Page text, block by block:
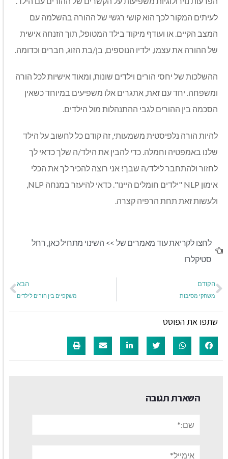
לעיתים המקור לכך הוא קושי רגשי של ההורה בהשלמה עם
המצב הקיים. או ועודף מיקוד בילד המטופל, תוך הזנחה אישית
של ההורה את עצמו, ילדיו הנוספים, בן/בת הזוג, חברים וכדומה.
ההשלכות של יחסי הורים וילדים שונות, ומאוד אישיות לכל הורה
ומשפחה. יחד עם זאת, אתגרים אלו משפיעים במיוחד כשאין
הסכמה בין ההורים לגבי ההתנהלות מול הילדים.
להיות הורה נלפיסטית משמעותי, זה קודם כל לחשוב על הילד
שלנו באמפטיה וחמלה. כדי להבין את הילד/ה שלך כדאי לך
לחזור ולהתחבר לילד/ה שבך! אני רוצה להכיר לך את הכלי
אימון NLP "ילדים חומלים היינו". כדאי להיעזר במנחה NLP,
ולעשות זאת תחת הרפיה קצרה.
לחצו לקריאת עוד מאמרים של >> השינוי מתחיל כאן, רחל
סטיקלרו
הקודם
משחקי מסיבות
הבא
משקפיים בין הורים לילדים
שתפו את הפוסט
השארת תגובה